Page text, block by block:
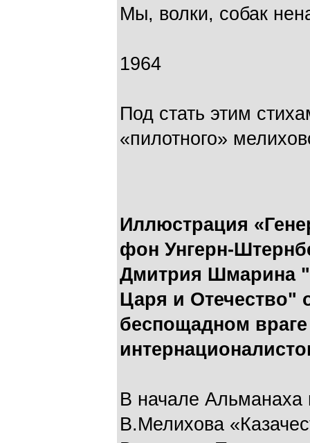
Мы, волки, собак
1964
Под стать этим
«пилотного»
Иллюстрация
фон Унгерн-
Дмитрия Шмарина
Царя и Отечество"
беспощадном
В начале Альманаха
В.Мелихова